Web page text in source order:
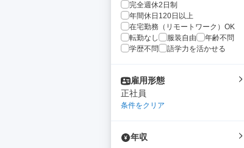
完全週休2日制
年間休日120日以上
在宅勤務（リモートワーク）OK
転勤なし
服装自由
年齢不問
学歴不問
語学力を活かせる
雇用形態
正社員
条件をクリア
年収